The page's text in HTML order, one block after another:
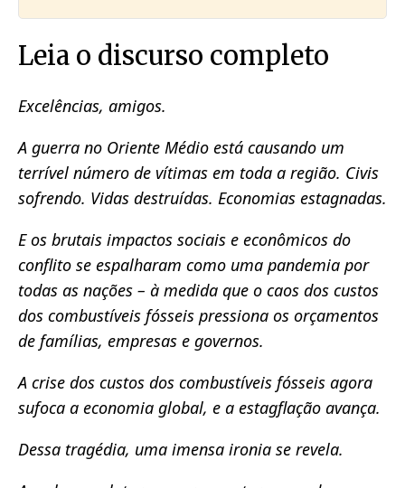
Leia o discurso completo
Excelências, amigos.
A guerra no Oriente Médio está causando um
terrível número de vítimas em toda a região. Civis
sofrendo. Vidas destruídas. Economias estagnadas.
E os brutais impactos sociais e econômicos do
conflito se espalharam como uma pandemia por
todas as nações – à medida que o caos dos custos
dos combustíveis fósseis pressiona os orçamentos
de famílias, empresas e governos.
A crise dos custos dos combustíveis fósseis agora
sufoca a economia global, e a estagflação avança.
Dessa tragédia, uma imensa ironia se revela.